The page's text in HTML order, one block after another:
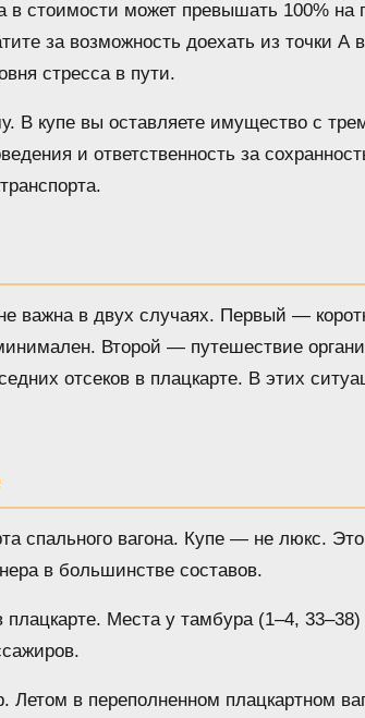
стоимости может превышать 100% на
за возможность доехать из точки А
стресса в пути.
В купе вы оставляете имущество с
и ответственность за
важна в двух случаях. Первый —
Второй — путешествие
отсеков в плацкарте. В этих
спального вагона. Купе — не люкс.
в большинстве составов.
плацкарте. Места у тамбура (1–4,
Летом в переполненном плацкартном